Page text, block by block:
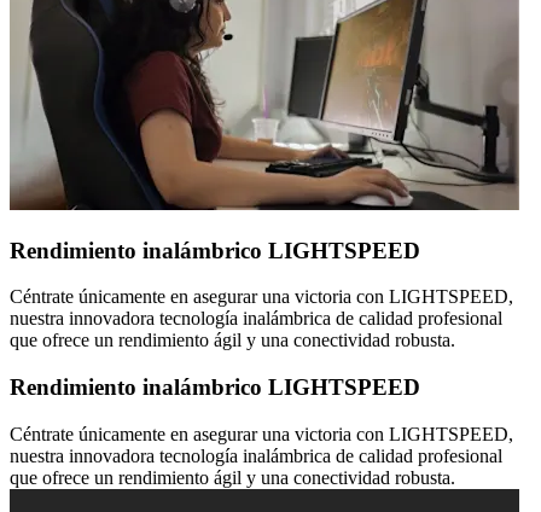
Rendimiento inalámbrico LIGHTSPEED
Céntrate únicamente en asegurar una victoria con LIGHTSPEED,
nuestra innovadora tecnología inalámbrica de calidad profesional
que ofrece un rendimiento ágil y una conectividad robusta.
Rendimiento inalámbrico LIGHTSPEED
Céntrate únicamente en asegurar una victoria con LIGHTSPEED,
nuestra innovadora tecnología inalámbrica de calidad profesional
que ofrece un rendimiento ágil y una conectividad robusta.